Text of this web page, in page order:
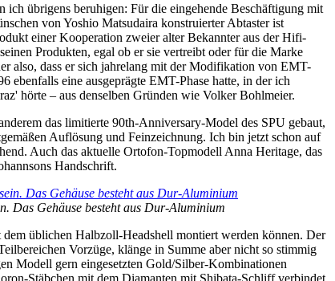
übrigens beruhigen: Für die eingehende Beschäftigung mit
von Yoshio Matsudaira konstruierter Abtaster ist
einer Kooperation zweier alter Bekannter aus der Hifi-
Produkten, egal ob er sie vertreibt oder für die Marke
also, dass er sich jahrelang mit der Modifikation von EMT-
ebenfalls eine ausgeprägte EMT-Phase hatte, in der ich
hörte – aus denselben Gründen wie Volker Bohlmeier.
das limitierte 90th-Anniversary-Model des SPU gebaut,
Auflösung und Feinzeichnung. Ich bin jetzt schon auf
Auch das aktuelle Ortofon-Topmodell Anna Heritage, das
Handschrift.
Das Gehäuse besteht aus Dur-Aluminium
üblichen Halbzoll-Headshell montiert werden können. Der
Vorzüge, klänge in Summe aber nicht so stimmig
Modell gern eingesetzten Gold/Silber-Kombinationen
Stäbchen mit dem Diamanten mit Shibata-Schliff verbindet.